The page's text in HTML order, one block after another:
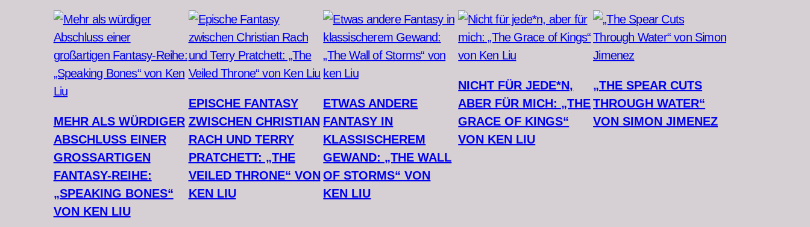
MEHR ALS WÜRDIGER
ABSCHLUSS EINER
GROSSARTIGEN F
ANTASY-REIHE: „
SPEAKING BONES“ V
ON KEN LIU
EPISCHE FANTASY
ZWISCHEN CHRISTIAN
RACH UND TERRY
PRATCHETT: „THE
VEILED THRONE“ VON
KEN LIU
ETWAS ANDERE
FANTASY IN
KLASSISCHEREM
GEWAND: „THE WALL
OF STORMS“ VON
KEN LIU
NICHT FÜR JEDE*N,
ABER FÜR MICH: „THE
GRACE OF KINGS“
VON KEN LIU
„THE SPEAR CUTS
THROUGH WATER“
VON SIMON JIMENEZ